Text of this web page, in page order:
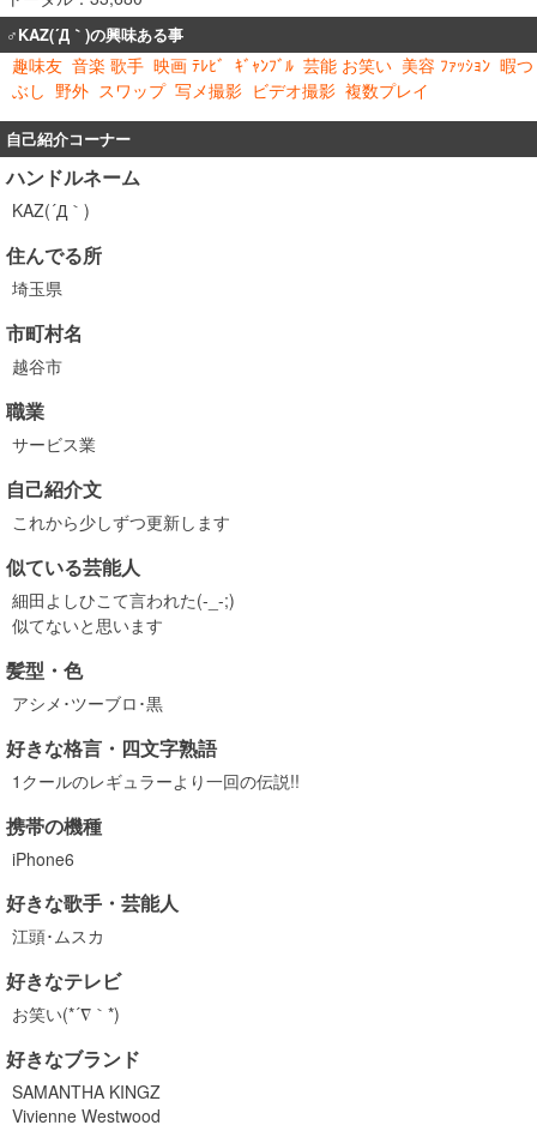
♂KAZ(´Д｀)の興味ある事
趣味友 音楽 歌手 映画 ﾃﾚﾋﾞ ｷﾞｬﾝﾌﾞﾙ 芸能 お笑い 美容 ﾌｧｯｼｮﾝ 暇つ
ぶし 野外 スワップ 写メ撮影 ビデオ撮影 複数プレイ
自己紹介コーナー
ハンドルネーム
KAZ(´Д｀)
住んでる所
埼玉県
市町村名
越谷市
職業
サービス業
自己紹介文
これから少しずつ更新します
似ている芸能人
細田よしひこて言われた(-_-;)
似てないと思います
髪型・色
アシメ･ツーブロ･黒
好きな格言・四文字熟語
1クールのレギュラーより一回の伝説!!
携帯の機種
iPhone6
好きな歌手・芸能人
江頭･ムスカ
好きなテレビ
お笑い(*´∇｀*)
好きなブランド
SAMANTHA KINGZ
Vivienne Westwood